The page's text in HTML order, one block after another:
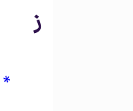
ز